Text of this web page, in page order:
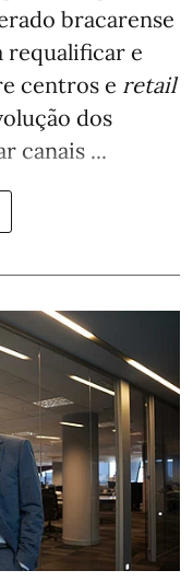
bracarense
requalificar e
centros e retail
dos
canais ...